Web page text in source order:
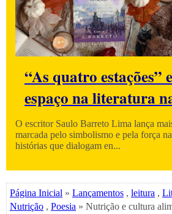
“As quatro estações”
espaço na literatura
O escritor Saulo Barreto Lima lança
marcada pelo simbolismo e pela força
histórias que dialogam en...
Página Inicial » Lançamentos , leitura ,
Nutrição , Poesia » Nutrição e cultura